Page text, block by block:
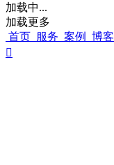
加载中...
加载更多
首页 服务 案例 博客
